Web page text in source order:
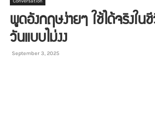
พูดอังกฤษง่ายๆ ใช้ได้จริงใน
วันแบบไม่งง
September 3, 2025